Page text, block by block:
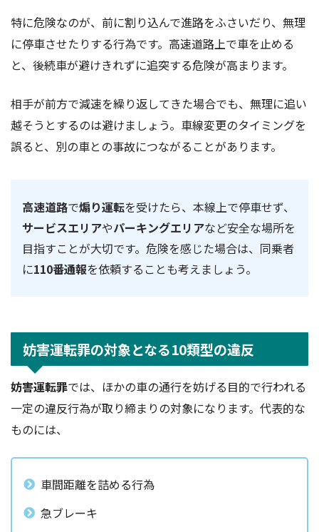
特に危険なのが、前に割り込んで進路をふさいだり、無理
に停車させたりする行為です。高速道路上で車を止める
と、後続車が避けきれずに追突する危険が高まります。
相手が前方で減速を繰り返してきた場合でも、無理に追い
越そうとするのは避けましょう。車線変更のタイミングを
誤ると、別の車との事故につながることがあります。
高速道路で煽り運転を受けたら、本線上で停車せず、
サービスエリアやパーキングエリアなど安全な場所を
目指すことが大切です。危険を感じた場合は、同乗者
に110番通報を依頼することも考えましょう。
妨害運転罪の対象となる10類型の違反
妨害運転罪では、ほかの車の通行を妨げる目的で行われる
一定の違反行為が取り締まりの対象になります。代表的な
ものには、
車間距離を詰める行為
急ブレーキ